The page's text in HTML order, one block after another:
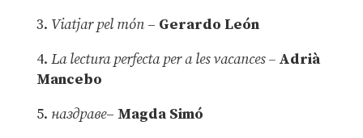
3. Viatjar pel món – Gerardo León
4. La lectura perfecta per a les vacances –Adrià
Mancebo
5. наздраве– Magda Simó